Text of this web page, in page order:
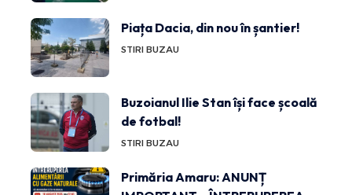
Piața Dacia, din nou în șantier!
STIRI BUZAU
Buzoianul Ilie Stan își face școală
de fotbal!
STIRI BUZAU
Primăria Amaru: ANUNȚ